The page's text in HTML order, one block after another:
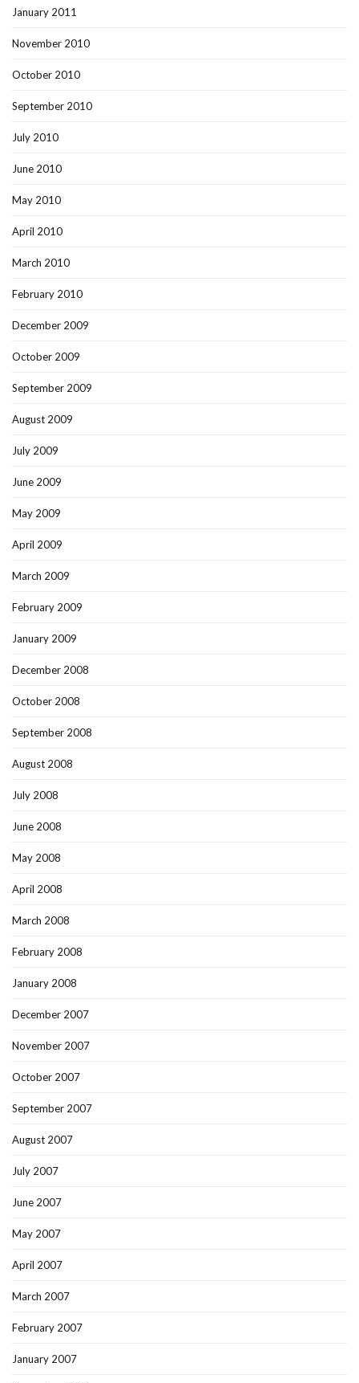
January 2011
November 2010
October 2010
September 2010
July 2010
June 2010
May 2010
April 2010
March 2010
February 2010
December 2009
October 2009
September 2009
August 2009
July 2009
June 2009
May 2009
April 2009
March 2009
February 2009
January 2009
December 2008
October 2008
September 2008
August 2008
July 2008
June 2008
May 2008
April 2008
March 2008
February 2008
January 2008
December 2007
November 2007
October 2007
September 2007
August 2007
July 2007
June 2007
May 2007
April 2007
March 2007
February 2007
January 2007